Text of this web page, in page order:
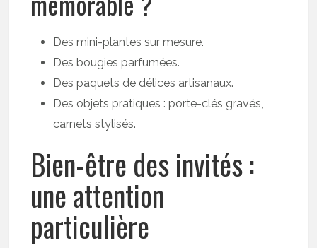
Des mini-plantes sur mesure.
Des bougies parfumées.
Des paquets de délices artisanaux.
Des objets pratiques : porte-clés gravés,
carnets stylisés.
Bien-être des invités :
une attention
particulière